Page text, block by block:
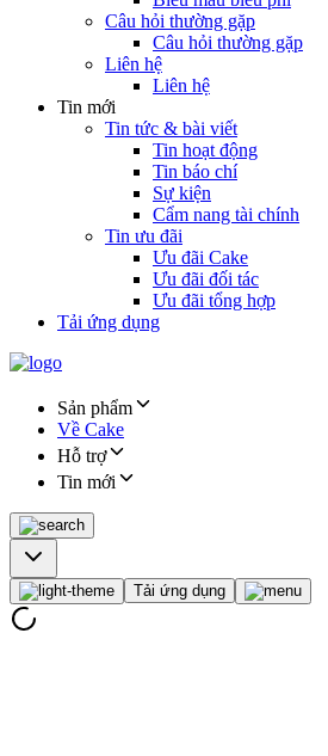
Câu hỏi thường gặp
Câu hỏi thường gặp
Liên hệ
Liên hệ
Tin mới
Tin tức & bài viết
Tin hoạt động
Tin báo chí
Sự kiện
Cẩm nang tài chính
Tin ưu đãi
Ưu đãi Cake
Ưu đãi đối tác
Ưu đãi tổng hợp
Tải ứng dụng
Sản phẩm
Về Cake
Hỗ trợ
Tin mới
Tải ứng dụng